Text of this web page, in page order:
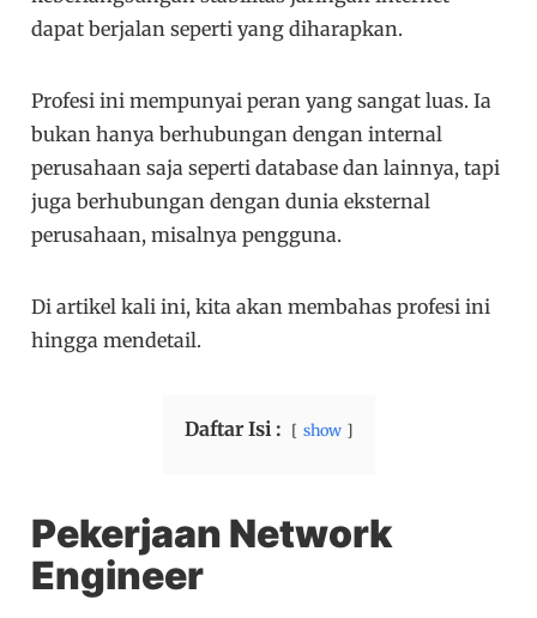
dapat berjalan seperti yang diharapkan.
Profesi ini mempunyai peran yang sangat luas. Ia
bukan hanya berhubungan dengan internal
perusahaan saja seperti database dan lainnya, tapi
juga berhubungan dengan dunia eksternal
perusahaan, misalnya pengguna.
Di artikel kali ini, kita akan membahas profesi ini
hingga mendetail.
Daftar Isi : show
Pekerjaan Network
Engineer